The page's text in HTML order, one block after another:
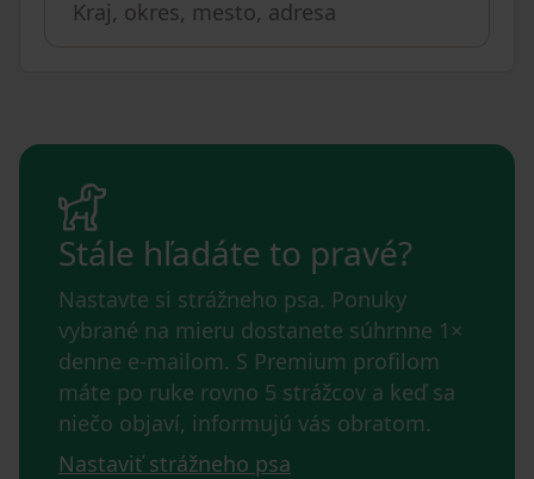
Stále hľadáte to pravé?
Nastavte si strážneho psa. Ponuky
vybrané na mieru dostanete súhrnne 1×
denne e-mailom. S Premium profilom
máte po ruke rovno 5 strážcov a keď sa
niečo objaví, informujú vás obratom.
Nastaviť strážneho psa